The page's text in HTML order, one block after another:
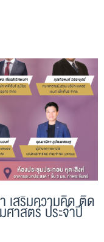
เสริมความคิด ติด
าสตร์ ประจำปี